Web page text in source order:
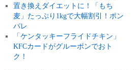
置き換えダイエットに！「もち
麦」たっぷり1kgで大幅割引！ポン
パレ
「ケンタッキーフライドチキン」
KFCカードがグルーポンでおト
ク！